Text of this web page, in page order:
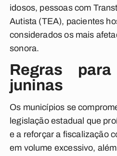
idosos, pessoas com
Autista (TEA), pacientes
considerados os mais
sonora.
Regras
juninas
Os municípios se
legislação estadual que
e a reforçar a fiscalização
em volume excessivo,